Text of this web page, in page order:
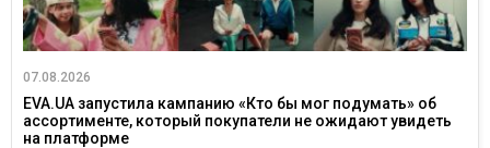
07.08.2026
EVA.UA запустила кампанию «Кто бы мог подумать» об
ассортименте, который покупатели не ожидают увидеть
на платформе